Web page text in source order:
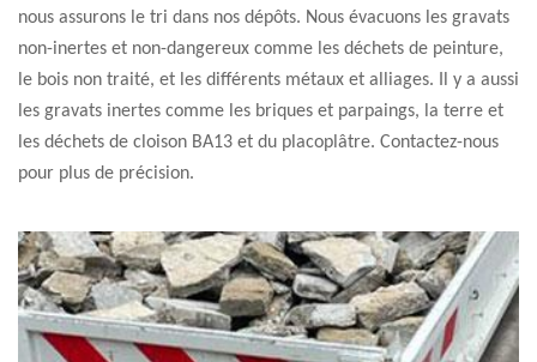
nous assurons le tri dans nos dépôts. Nous évacuons les gravats
non-inertes et non-dangereux comme les déchets de peinture,
le bois non traité, et les différents métaux et alliages. Il y a aussi
les gravats inertes comme les briques et parpaings, la terre et
les déchets de cloison BA13 et du placoplâtre. Contactez-nous
pour plus de précision.